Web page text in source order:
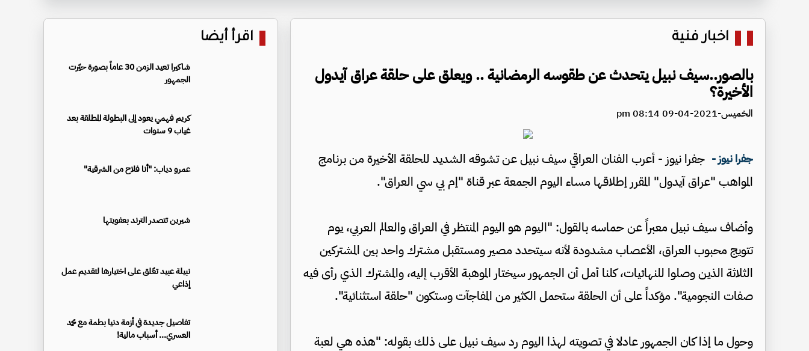
اخبار فنية
بالصور..سيف نبيل يتحدث عن طقوسه الرمضانية .. ويعلق على حلقة عراق آيدول
الأخيرة؟
الخميس-2021-04-09 08:14 pm
جفرا نيوز - جفرا نيوز - أعرب الفنان العراقي سيف نبيل عن تشوقه الشديد للحلقة الأخيرة من برنامج
المواهب "عراق آيدول" المقرر إطلاقها مساء اليوم الجمعة عبر قناة "إم بي سي العراق".
وأضاف سيف نبيل معبراً عن حماسه بالقول: "اليوم هو اليوم المنتظر في العراق والعالم العربي، يوم
تتويج محبوب العراق، الأعصاب مشدودة لأنه سيتحدد مصير ومستقبل مشترك واحد بين المشتركين
الثلاثة الذين وصلوا للنهائيات، كلنا أمل أن الجمهور سيختار الموهبة الأقرب إليه، والمشترك الذي رأى فيه
صفات النجومية". مؤكداً على أن الحلقة ستحمل الكثير من المفاجآت وستكون "حلقة استثنائية".
وحول ما إذا كان الجمهور عادلا في تصويته لهذا اليوم رد سيف نبيل على ذلك بقوله: "هذه هي لعبة
اقرأ أيضا
شاكيرا تعيد الزمن 30 عاماً بصورة حيّرت
الجمهور
كريم فهمي يعود إلى البطولة المطلقة بعد
غياب 9 سنوات
عمرو دياب: "أنا فلاح من الشرقية"
شيرين تتصدر الترند بعفويتها
نبيلة عبيد تعّلق على اختيارها لتقديم عمل
إذاعي
تفاصيل جديدة في أزمة دنيا بطمة مع محمد
العسري... أسباب مالية!